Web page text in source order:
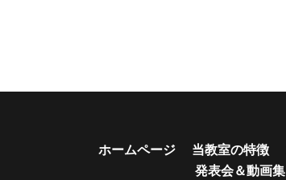
ホームページ 当教室の特徴
発表会＆動画集